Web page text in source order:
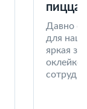
пицца
Давно
для
яркая
оклейке